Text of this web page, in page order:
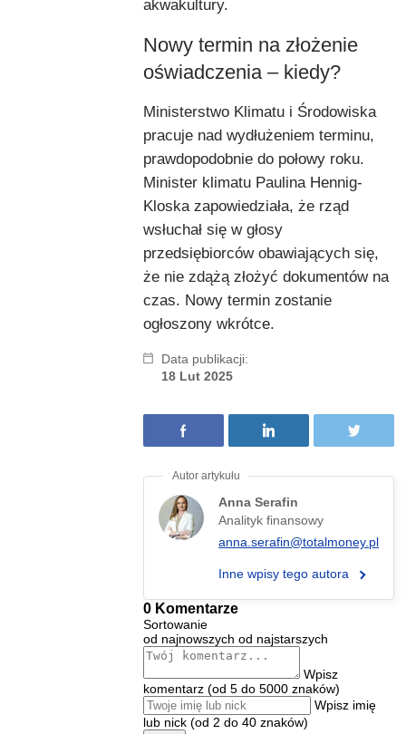
akwakultury.
Nowy termin na złożenie
oświadczenia – kiedy?
Ministerstwo Klimatu i Środowiska
pracuje nad wydłużeniem terminu,
prawdopodobnie do połowy roku.
Minister klimatu Paulina Hennig-
Kloska zapowiedziała, że rząd
wsłuchał się w głosy
przedsiębiorców obawiających się,
że nie zdążą złożyć dokumentów na
czas. Nowy termin zostanie
ogłoszony wkrótce.
Data publikacji:
18 Lut 2025
Anna Serafin
Analityk finansowy
anna.serafin@totalmoney.pl
Inne wpisy tego autora
0 Komentarze
Sortowanie
od najnowszych od najstarszych
Wpisz
komentarz (od 5 do 5000 znaków)
Wpisz imię
lub nick (od 2 do 40 znaków)